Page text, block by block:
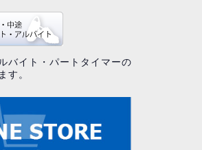
バイト・パートタイマーの
す。